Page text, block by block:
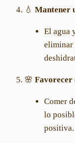
💧 Mantener
El agua
eliminar
🌸 Favorecer
Comer
lo
positiva.